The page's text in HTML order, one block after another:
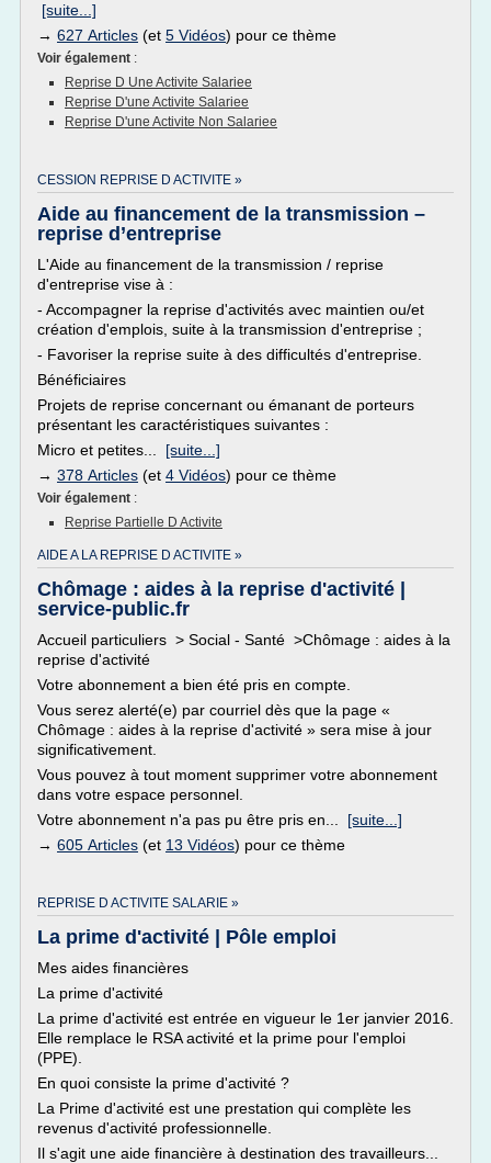
[suite...]
→ 627 Articles (et 5 Vidéos) pour ce thème
Voir également :
Reprise D Une Activite Salariee
Reprise D'une Activite Salariee
Reprise D'une Activite Non Salariee
CESSION REPRISE D ACTIVITE »
Aide au financement de la transmission –
reprise d’entreprise
L'Aide au financement de la transmission / reprise
d'entreprise vise à :
- Accompagner la reprise d'activités avec maintien ou/et
création d'emplois, suite à la transmission d'entreprise ;
- Favoriser la reprise suite à des difficultés d'entreprise.
Bénéficiaires
Projets de reprise concernant ou émanant de porteurs
présentant les caractéristiques suivantes :
Micro et petites... [suite...]
→ 378 Articles (et 4 Vidéos) pour ce thème
Voir également :
Reprise Partielle D Activite
AIDE A LA REPRISE D ACTIVITE »
Chômage : aides à la reprise d'activité |
service-public.fr
Accueil particuliers > Social - Santé >Chômage : aides à la
reprise d'activité
Votre abonnement a bien été pris en compte.
Vous serez alerté(e) par courriel dès que la page «
Chômage : aides à la reprise d'activité » sera mise à jour
significativement.
Vous pouvez à tout moment supprimer votre abonnement
dans votre espace personnel.
Votre abonnement n'a pas pu être pris en... [suite...]
→ 605 Articles (et 13 Vidéos) pour ce thème
REPRISE D ACTIVITE SALARIE »
La prime d'activité | Pôle emploi
Mes aides financières
La prime d'activité
La prime d'activité est entrée en vigueur le 1er janvier 2016.
Elle remplace le RSA activité et la prime pour l'emploi
(PPE).
En quoi consiste la prime d'activité ?
La Prime d'activité est une prestation qui complète les
revenus d'activité professionnelle.
Il s'agit une aide financière à destination des travailleurs...